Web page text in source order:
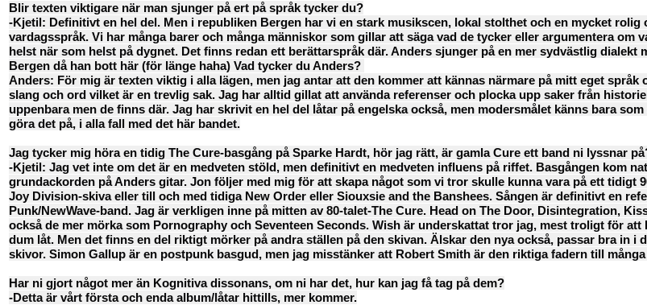
Blir texten viktigare när man sjunger på ert på språk tycker du?
-Kjetil: Definitivt en hel del. Men i republiken Bergen har vi en stark musikscen, lokal stolthet och en mycket rolig
vardagsspråk. Vi har många barer och många människor som gillar att säga vad de tycker eller argumentera om
helst när som helst på dygnet. Det finns redan ett berättarspråk där. Anders sjunger på en mer sydvästlig dialekt
Bergen då han bott här (för länge haha) Vad tycker du Anders?
Anders: För mig är texten viktig i alla lägen, men jag antar att den kommer att kännas närmare på mitt eget språk
slang och ord vilket är en trevlig sak. Jag har alltid gillat att använda referenser och plocka upp saker från
uppenbara men de finns där. Jag har skrivit en hel del låtar på engelska också, men modersmålet känns bara
göra det på, i alla fall med det här bandet.
Jag tycker mig höra en tidig The Cure-basgång på Sparke Hardt, hör jag rätt, är gamla Cure ett band ni lyssnar
-Kjetil: Jag vet inte om det är en medveten stöld, men definitivt en medveten influens på riffet. Basgången kom
grundackorden på Anders gitar. Jon följer med mig för att skapa något som vi tror skulle kunna vara på ett tidigt
Joy Division-skiva eller till och med tidiga New Order eller Siouxsie and the Banshees. Sången är definitivt en
Punk/NewWave-band. Jag är verkligen inne på mitten av 80-talet-The Cure. Head on The Door, Disintegration,
också de mer mörka som Pornography och Seventeen Seconds. Wish är underskattat tror jag, mest troligt för att
dum låt. Men det finns en del riktigt mörker på andra ställen på den skivan. Älskar den nya också, passar bra in i
skivor. Simon Gallup är en postpunk basgud, men jag misstänker att Robert Smith är den riktiga fadern till
Har ni gjort något mer än Kognitiva dissonans, om ni har det, hur kan jag få tag på dem?
-Detta är vårt första och enda album/låtar hittills, mer kommer.